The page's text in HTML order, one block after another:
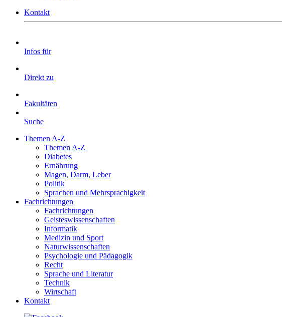
Kontakt
Infos für
Direkt zu
Fakultäten
Suche
Themen A-Z
Themen A-Z
Diabetes
Ernährung
Magen, Darm, Leber
Politik
Sprachen und Mehrsprachigkeit
Fachrichtungen
Fachrichtungen
Geisteswissenschaften
Informatik
Medizin und Sport
Naturwissenschaften
Psychologie und Pädagogik
Recht
Sprache und Literatur
Technik
Wirtschaft
Kontakt